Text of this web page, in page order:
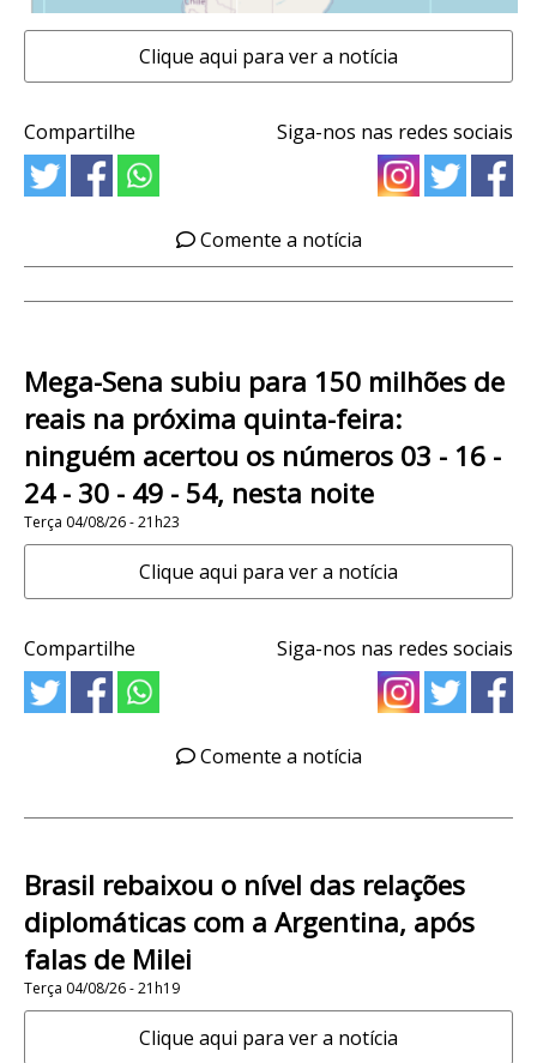
Clique aqui para ver a notícia
Compartilhe Siga-nos nas redes sociais
Comente a notícia
Mega-Sena subiu para 150 milhões de
reais na próxima quinta-feira:
ninguém acertou os números 03 - 16 -
24 - 30 - 49 - 54, nesta noite
Terça 04/08/26 - 21h23
Clique aqui para ver a notícia
Compartilhe Siga-nos nas redes sociais
Comente a notícia
Brasil rebaixou o nível das relações
diplomáticas com a Argentina, após
falas de Milei
Terça 04/08/26 - 21h19
Clique aqui para ver a notícia